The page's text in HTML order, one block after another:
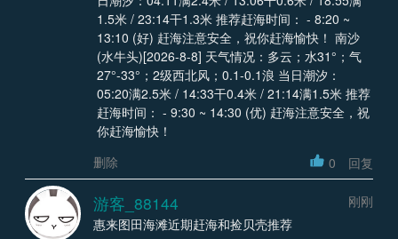
1.5米 / 23:14干1.3米 推荐赶海时间： - 8:20 ~
13:10 (好) 赶海注意安全，祝你赶海愉快！ 南沙
(水牛头)[2026-8-8] 天气情况：多云；水31°；气
27°-33°；2级西北风；0.1-0.1浪 当日潮汐：
05:20满2.5米 / 14:33干0.4米 / 21:14满1.5米 推荐
赶海时间： - 9:30 ~ 14:30 (优) 赶海注意安全，祝
你赶海愉快！
删除
0 回复
游客_88144
刚刚
惠来图田海滩近期赶海和捡贝壳推荐